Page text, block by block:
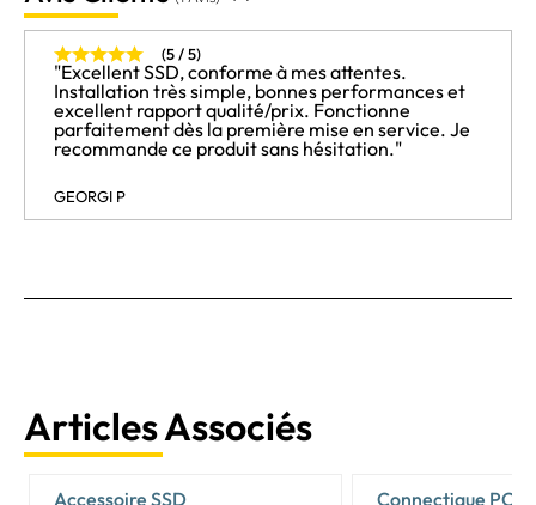
(5 / 5)
"Excellent SSD, conforme à mes attentes.
Installation très simple, bonnes performances et
excellent rapport qualité/prix. Fonctionne
parfaitement dès la première mise en service. Je
recommande ce produit sans hésitation."
GEORGI P
Articles Associés
Accessoire SSD Connectique PC